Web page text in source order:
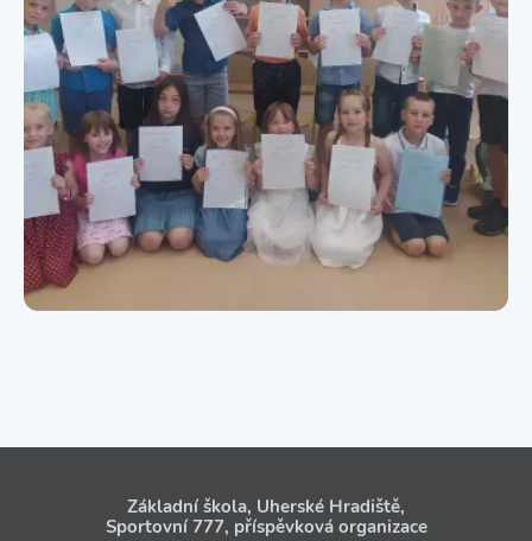
Základní škola, Uherské Hradiště,
Sportovní 777, příspěvková organizace